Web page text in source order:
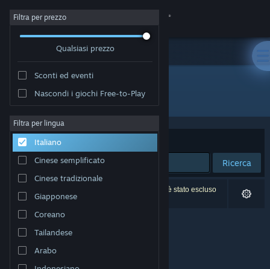
Accedi
Informazioni
Assistenza
Cambia la lingua
Ottieni l'app mobile di Steam
Visualizza il sito web per desktop
Filtra per prezzo
Qualsiasi prezzo
Sconti ed eventi
Nascondi i giochi Free-to-Play
Filtra per lingua
Italiano
Cinese semplificato
Cinese tradizionale
Giapponese
Coreano
Tailandese
Arabo
Sviluppatore: Tupolev the Ascender
Ordina per Rilevanza
Ricerca
0 risultati corrispondono alla tua ricerca. 1 titolo è stato escluso
in base alle tue preferenze.